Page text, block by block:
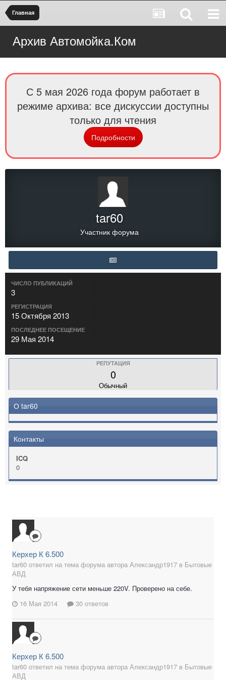
Главная
Архив Автомойка.Ком
С 5 мая 2026 года форум работает в
режиме архива: все дискуссии доступны
только для чтения
Подробности
tar60
Участник форума
ЧИСЛО ПУБЛИКАЦИЙ
3
РЕГИСТРАЦИЯ
15 Октября 2013
ПОСЛЕДНЕЕ ПОСЕЩЕНИЕ
29 Мая 2014
РЕПУТАЦИЯ
0
Обычный
О tar60
Контакты
ICQ
0
Керхер К 6.500
tar60 ответил на тема форума автора Александр1917 в Бытовые
АВД
У тебя напряжение сети меньше 220V. Проверено на себе.
16 Мая 2014
30 ответов
Керхер К 6.500
tar60 ответил на тема форума автора Александр1917 в Бытовые
АВД